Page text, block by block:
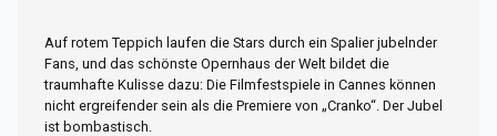
Auf rotem Teppich laufen die Stars durch ein Spalier jubelnder
Fans, und das schönste Opernhaus der Welt bildet die
traumhafte Kulisse dazu: Die Filmfestspiele in Cannes können
nicht ergreifender sein als die Premiere von „Cranko“. Der Jubel
ist bombastisch.